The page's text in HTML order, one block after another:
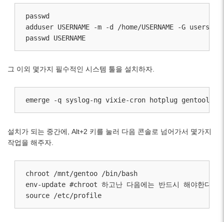
passwd
adduser USERNAME -m -d /home/USERNAME -G
passwd USERNAME
그 이외 몇가지 필수적인 시스템 툴을 설치하자.
emerge -q syslog-ng vixie-cron hotplug
설치가 되는 중간에, Alt+2 키를 눌러 다음 콘솔로 넘어가서 몇가지
작업을 해주자.
chroot /mnt/gentoo /bin/bash
env-update #chroot 하고난 다음에는 반드시 해야한다
source /etc/profile